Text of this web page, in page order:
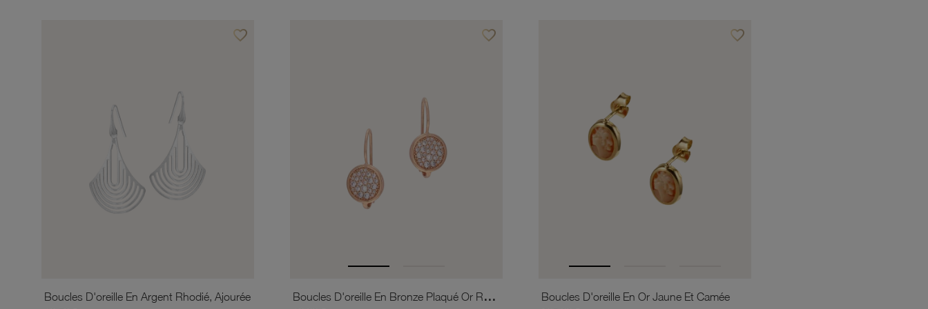
favorite_borderAjouter à vos favoris
Boucles D'oreille En Argent Rhodié, Ajourée
favorite_borderAjouter à vos favoris
Boucles D'oreille En Bronze Plaqué Or Rose Et Oxydes De Zirconium
favorite_borderAjouter à vos favoris
Boucles D'oreille En Or Jaune Et Camée